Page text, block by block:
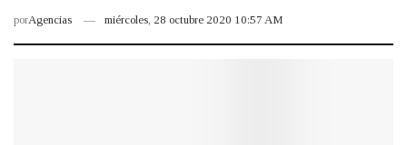
porAgencias miércoles, 28 octubre 2020 10:57 AM